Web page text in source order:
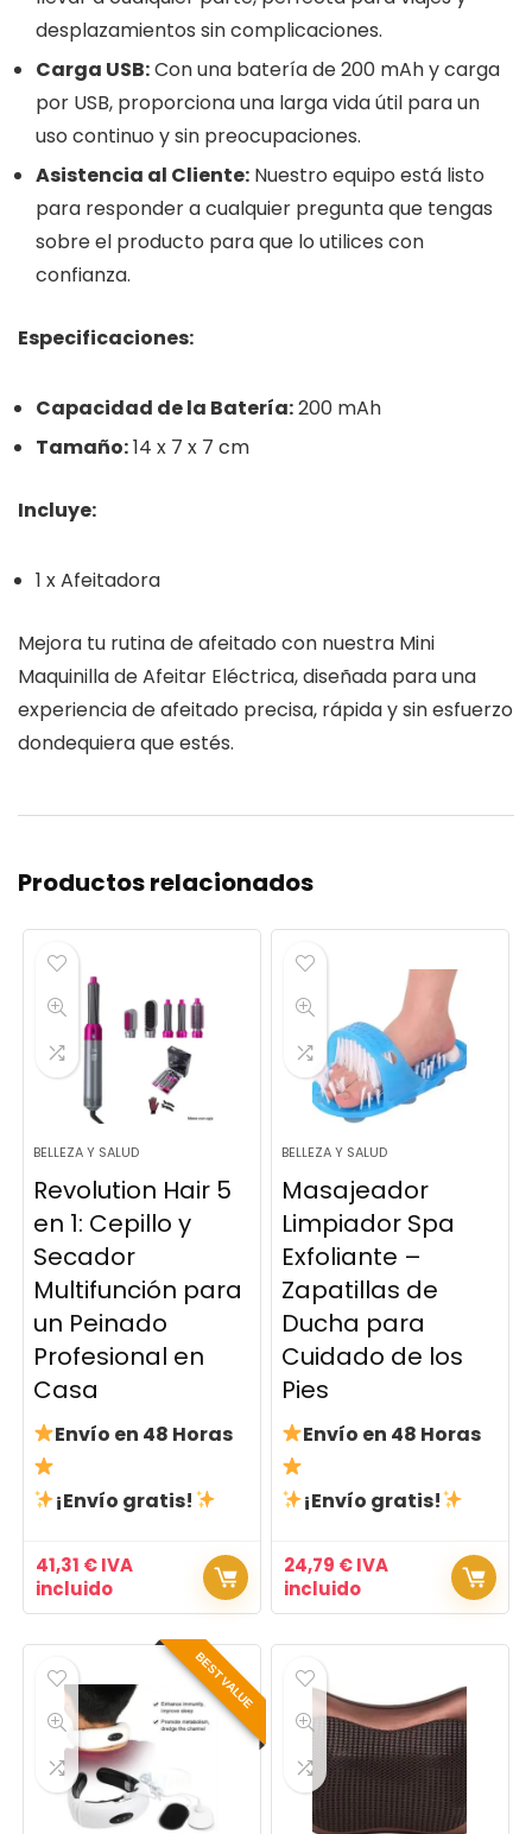
desplazamientos sin complicaciones.
Carga USB:Con una batería de 200 mAh y carga
por USB, proporciona una larga vida útil para un
uso continuo y sin preocupaciones.
Asistencia al Cliente: Nuestro equipo está listo
para responder a cualquier pregunta que tengas
sobre el producto para que lo utilices con
confianza.
Especificaciones:
Capacidad de la Batería:200 mAh
Tamaño:14 x 7 x 7 cm
Incluye:
1 x Afeitadora
Mejora tu rutina de afeitado con nuestra Mini
Maquinilla de Afeitar Eléctrica, diseñada para una
experiencia de afeitado precisa, rápida y sin esfuerzo
dondequiera que estés.
Productos relacionados
BELLEZA Y SALUD
Revolution Hair 5
en 1: Cepillo y
Secador
Multifunción para
un Peinado
Profesional en
Casa
Envío en 48 Horas
¡Envío gratis!
41,31 €IVA
incluido
BELLEZA Y SALUD
Masajeador
Limpiador Spa
Exfoliante –
Zapatillas de
Ducha para
Cuidado de los
Pies
Envío en 48 Horas
¡Envío gratis!
24,79 €IVA
incluido
BEST VALUE